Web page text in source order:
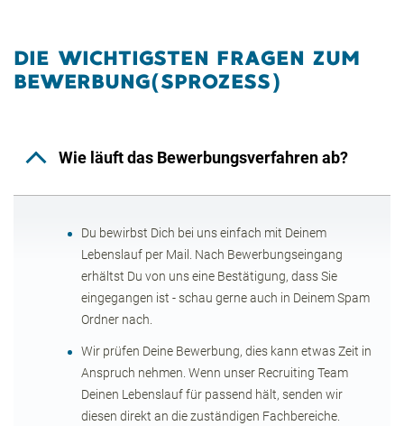
Der Stammsitz der Gruppe ist das Zentrum von
Forschung und Entwicklung sowie dem Technikum.
unser globales Vertriebsteam zur Verfügung.
Vaihingen an der Enz liegt verkehrsgünstig an der
Stuttgart, einem der wirtschaftlich stärksten Gebiete in
Europa. Im direkten Umfeld liegen zahlreiche
Naherholungsgebiete, wie zum Beispiel der
Schwarzwald oder die Bodensee-Region. Es finden sich
erstklassige kulturelle Angebote und ausgezeichnete
DIE WICHTIGSTEN FRAGEN ZUM
BEWERBUNG(SPROZESS)
Wie läuft das Bewerbungsverfahren ab?
Du bewirbst Dich bei uns einfach mit Deinem
Lebenslauf per Mail. Nach Bewerbungseingang
erhältst Du von uns eine Bestätigung, dass Sie
eingegangen ist - schau gerne auch in Deinem Spam
Ordner nach.
Wir prüfen Deine Bewerbung, dies kann etwas Zeit in
Anspruch nehmen. Wenn unser Recruiting Team
Deinen Lebenslauf für passend hält, senden wir
diesen direkt an die zuständigen Fachbereiche.